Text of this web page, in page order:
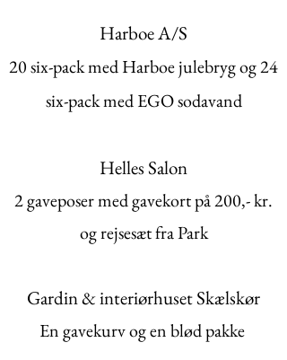
Harboe A/S
20 six-pack med Harboe julebryg og 24
six-pack med EGO sodavand
Helles Salon
2 gaveposer med gavekort på 200,- kr.
og rejsesæt fra Park
Gardin & interiørhuset Skælskør
En gavekurv og en blød pakke